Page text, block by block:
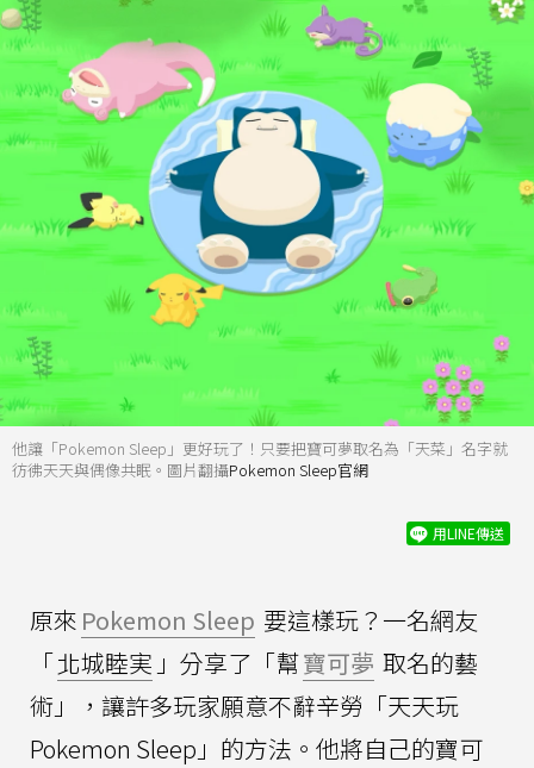
他讓「Pokemon Sleep」更好玩了！只要把寶可夢取名為「天菜」名字就
彷彿天天與偶像共眠。圖片翻攝Pokemon Sleep官網
用LINE傳送
原來 Pokemon Sleep 要這樣玩？一名網友
「北城睦実 」分享了「幫寶可夢 取名的藝
術」，讓許多玩家願意不辭辛勞「天天玩
Pokemon Sleep」的方法。他將自己的寶可